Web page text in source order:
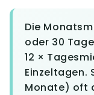
Die
oder 30
12 ×
Einzeltagen.
Monate) oft